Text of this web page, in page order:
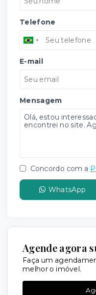
Telefone
E-mail
Mensagem
Concordo com a
WhatsApp
Agende agora
Faça um
melhor o imóvel.